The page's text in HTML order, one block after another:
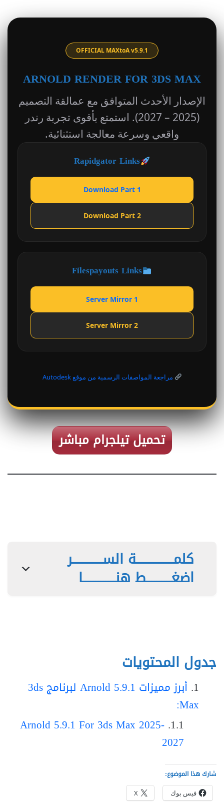
OFFICIAL MAXtoA v5.9.1
ARNOLD RENDER FOR 3DS MAX
الإصدار الأحدث المتوافق مع عمالقة التصميم
(2025 – 2027). استمتع بأقوى تجربة رندر
واقعي وسرعة معالجة استثنائية.
Rapidgator Links
Download Part 1
Download Part 2
Filespayouts Links
Server Mirror 1
Server Mirror 2
مراجعة المواصفات الرسمية من موقع Autodesk
تحميل تيلجرام مباشر
كلمـــــــــــــــة الســــــــــــر
اضغــــــــــط هنـــــــــــــا
جدول المحتويات
أبرز مميزات Arnold 5.9.1 لبرنامج 3ds
Max:
Arnold 5.9.1 For 3ds Max 2025-
2027
شارك هذا الموضوع:
فيس بوك X